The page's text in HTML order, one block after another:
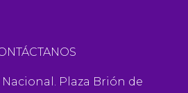
Plaza Brión de